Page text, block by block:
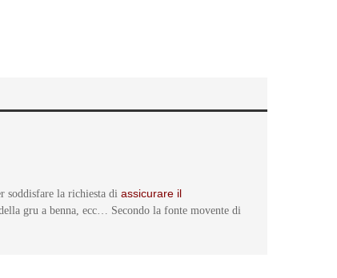
soddisfare la richiesta di assicurare il
gru a benna, ecc… Secondo la fonte movente di